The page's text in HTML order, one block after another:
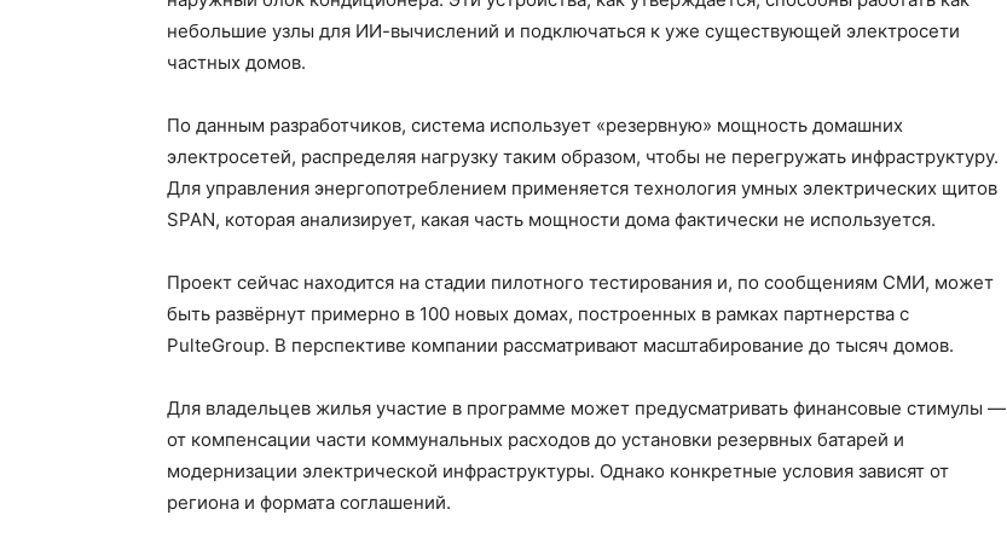
небольшие узлы для ИИ-вычислений и подключаться к уже существующей электросети
частных домов.
По данным разработчиков, система использует «резервную» мощность домашних
электросетей, распределяя нагрузку таким образом, чтобы не перегружать инфраструктуру.
Для управления энергопотреблением применяется технология умных электрических щитов
SPAN, которая анализирует, какая часть мощности дома фактически не используется.
Проект сейчас находится на стадии пилотного тестирования и, по сообщениям СМИ, может
быть развёрнут примерно в 100 новых домах, построенных в рамках партнерства с
PulteGroup. В перспективе компании рассматривают масштабирование до тысяч домов.
Для владельцев жилья участие в программе может предусматривать финансовые стимулы —
от компенсации части коммунальных расходов до установки резервных батарей и
модернизации электрической инфраструктуры. Однако конкретные условия зависят от
региона и формата соглашений.